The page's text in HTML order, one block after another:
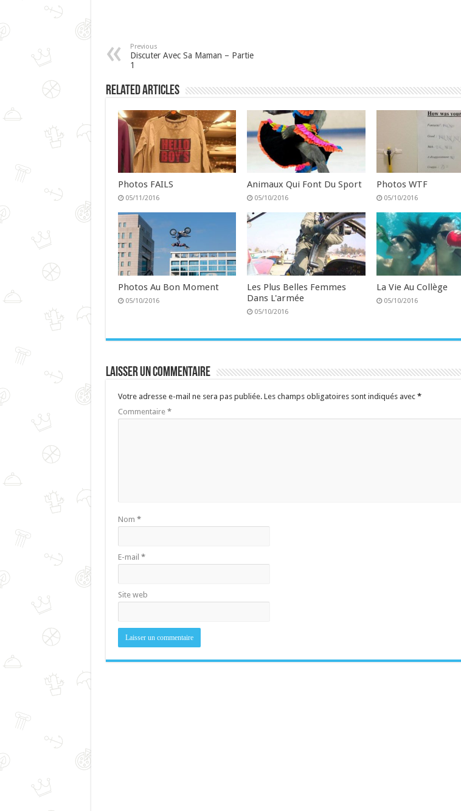
Previous
Discuter Avec Sa Maman – Partie
1
Related Articles
Photos FAILS
05/11/2016
Animaux Qui Font Du Sport
05/10/2016
Photos WTF
05/10/2016
Photos Au Bon Moment
05/10/2016
Les Plus Belles Femmes
Dans L'armée
05/10/2016
La Vie Au Collège
05/10/2016
Laisser un commentaire
Votre adresse e-mail ne sera pas publiée. Les champs obligatoires sont indiqués avec *
Commentaire *
Nom *
E-mail *
Site web